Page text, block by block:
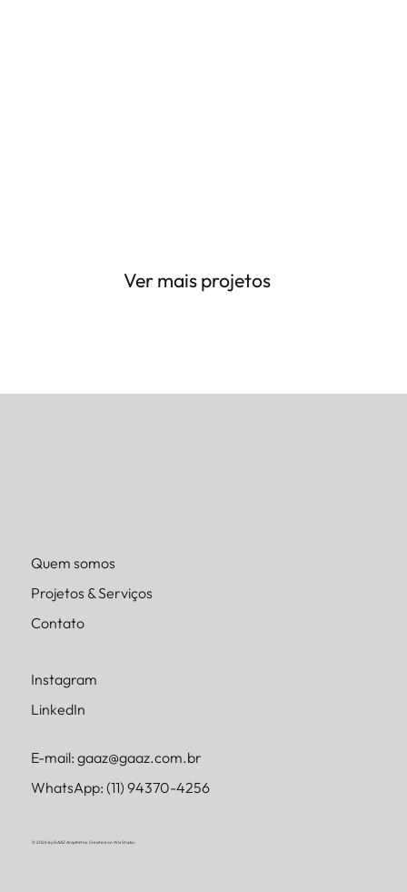
Ver mais projetos
Quem somos
Projetos & Serviços
Contato
Instagram
LinkedIn
E-mail: gaaz@gaaz.com.br
WhatsApp: (11) 94370-4256
© 2026 by GAAZ Arquitetos. Created on Wix Studio.